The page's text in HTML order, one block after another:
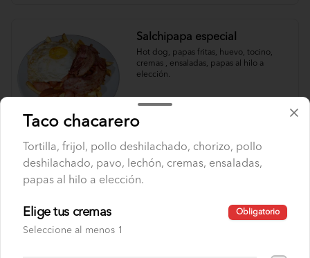
Salchipapa especial
Hot dog, papas fritas, huevo, tocino,
cremas , ensaladas, papas al hilo a
elección.
Sandwiches super especiales
Pan roseta o yema, chorizo, pollo
Taco chacarero
Tortilla, frijol, pollo deshilachado, chorizo, pollo
deshilachado, pavo, lechón, cremas, ensaladas,
papas al hilo a elección.
Elige tus cremas Obligatorio
Seleccione al menos 1